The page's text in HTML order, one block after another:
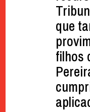
que
filhos